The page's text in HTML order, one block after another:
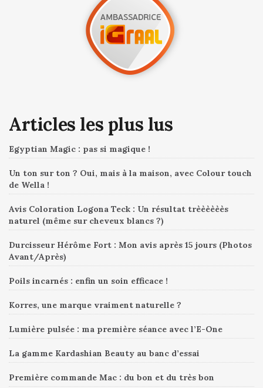
Articles les plus lus
Egyptian Magic : pas si magique !
Un ton sur ton ? Oui, mais à la maison, avec Colour touch
de Wella !
Avis Coloration Logona Teck : Un résultat trèèèèèès
naturel (même sur cheveux blancs ?)
Durcisseur Hérôme Fort : Mon avis après 15 jours (Photos
Avant/Après)
Poils incarnés : enfin un soin efficace !
Korres, une marque vraiment naturelle ?
Lumière pulsée : ma première séance avec l’E-One
La gamme Kardashian Beauty au banc d’essai
Première commande Mac : du bon et du très bon